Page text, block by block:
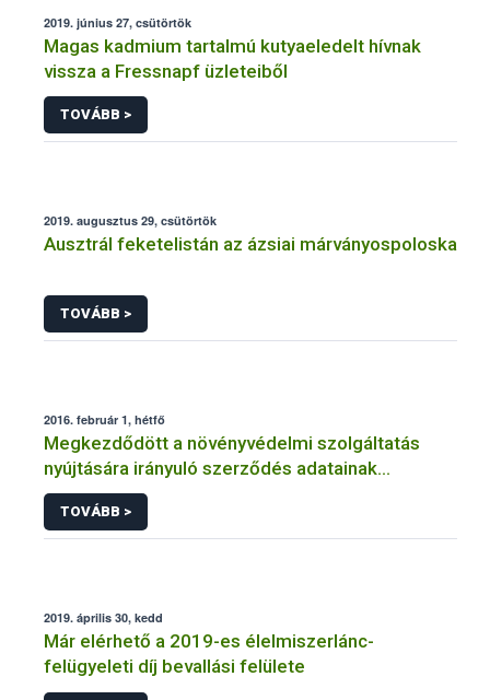
2019. június 27, csütörtök
Magas kadmium tartalmú kutyaeledelt hívnak
vissza a Fressnapf üzleteiből
TOVÁBB >
2019. augusztus 29, csütörtök
Ausztrál feketelistán az ázsiai márványospoloska
TOVÁBB >
2016. február 1, hétfő
Megkezdődött a növényvédelmi szolgáltatás
nyújtására irányuló szerződés adatainak
feltöltése
TOVÁBB >
2019. április 30, kedd
Már elérhető a 2019-es élelmiszerlánc-
felügyeleti díj bevallási felülete